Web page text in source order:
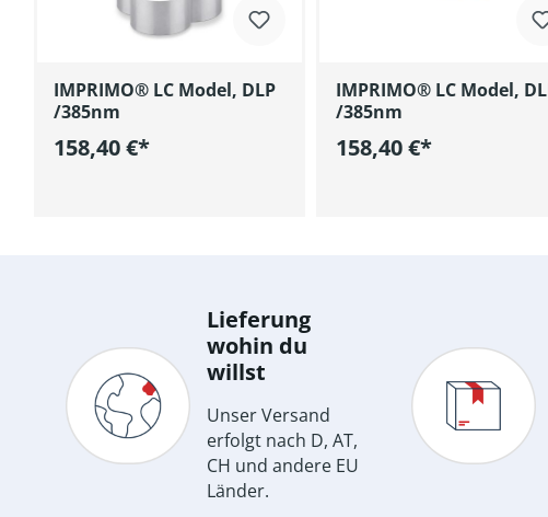
IMPRIMO® LC Model, DLP
/385nm
158,40 €*
IMPRIMO® LC Model,
/385nm
158,40 €*
Lieferung
wohin du
willst
Unser Versand
erfolgt nach D, AT,
CH und andere EU
Länder.